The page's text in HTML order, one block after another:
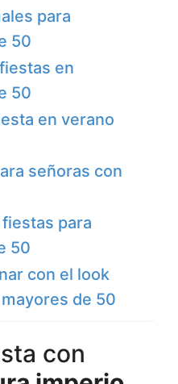
para
50
en
50
en verano
señoras con
para
50
con el look
de 50
con